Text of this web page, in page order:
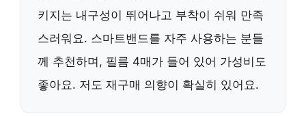
키지는 내구성이 뛰어나고 부착이 쉬워 만족
스러워요. 스마트밴드를 자주 사용하는 분들
께 추천하며, 필름 4매가 들어 있어 가성비도
좋아요. 저도 재구매 의향이 확실히 있어요.